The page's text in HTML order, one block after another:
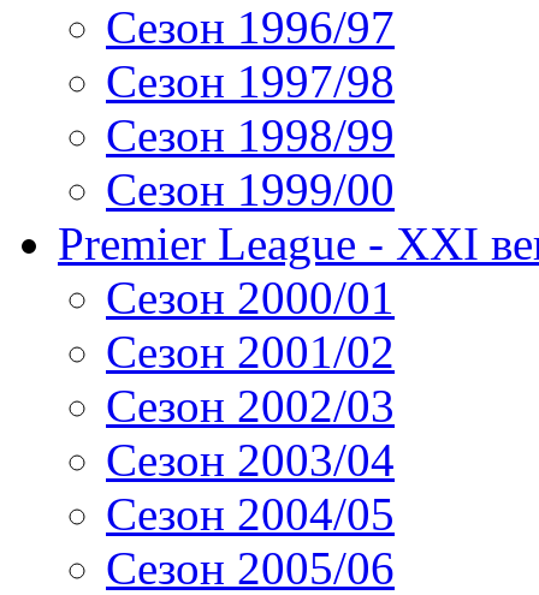
Сезон 1996/97
Сезон 1997/98
Сезон 1998/99
Сезон 1999/00
Premier League - XXI
Сезон 2000/01
Сезон 2001/02
Сезон 2002/03
Сезон 2003/04
Сезон 2004/05
Сезон 2005/06